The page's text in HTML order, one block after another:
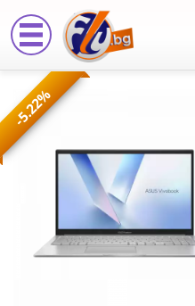
Лаптоп
ASUS
X1504VA-
BQ4105
X1504VA-
BQ4105
-5.22%